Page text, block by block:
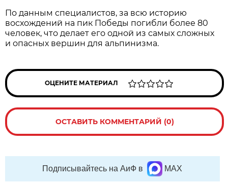
По данным специалистов, за всю историю
восхождений на пик Победы погибли более 80
человек, что делает его одной из самых сложных
и опасных вершин для альпинизма.
ОЦЕНИТЕ МАТЕРИАЛ
ОСТАВИТЬ КОММЕНТАРИЙ (0)
Подписывайтесь на АиФ в MAX